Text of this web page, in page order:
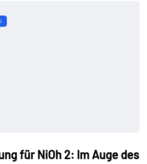
für NiOh 2: Im Auge des